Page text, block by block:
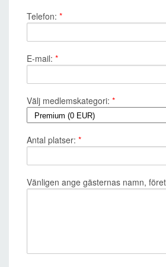
Telefon: *
E-mail: *
Välj medlemskategori: *
Antal platser: *
Vänligen ange gästernas namn,